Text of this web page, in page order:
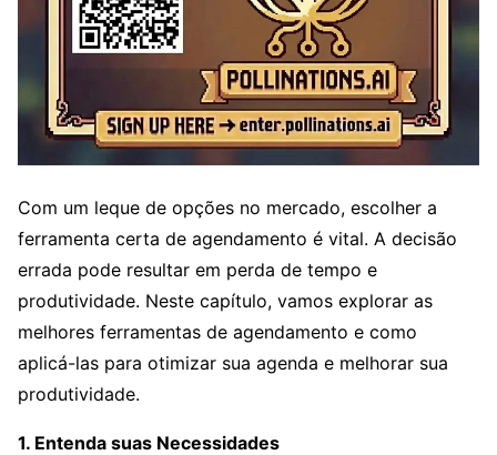
Com um leque de opções no mercado, escolher a
ferramenta certa de agendamento é vital. A decisão
errada pode resultar em perda de tempo e
produtividade. Neste capítulo, vamos explorar as
melhores ferramentas de agendamento e como
aplicá-las para otimizar sua agenda e melhorar sua
produtividade.
1. Entenda suas Necessidades